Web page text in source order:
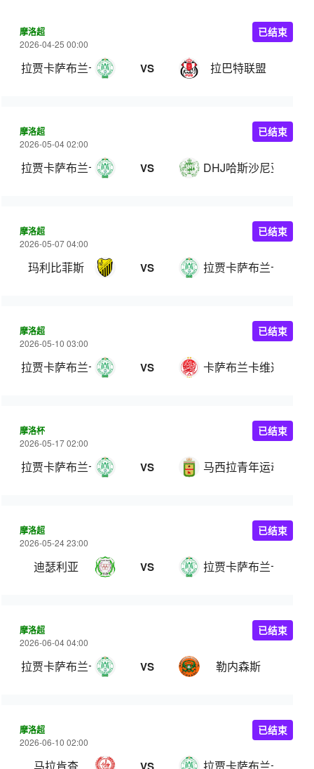
摩洛超
2026-04-25 00:00
拉贾卡萨布兰卡竞技 VS 拉巴特联盟
已结束
摩洛超
2026-05-04 02:00
拉贾卡萨布兰卡竞技 VS DHJ哈斯沙尼亚
已结束
摩洛超
2026-05-07 04:00
玛利比菲斯 VS 拉贾卡萨布兰卡竞技
已结束
摩洛超
2026-05-10 03:00
拉贾卡萨布兰卡竞技 VS 卡萨布兰卡维达德
已结束
摩洛杯
2026-05-17 02:00
拉贾卡萨布兰卡竞技 VS 马西拉青年运动
已结束
摩洛超
2026-05-24 23:00
迪瑟利亚 VS 拉贾卡萨布兰卡竞技
已结束
摩洛超
2026-06-04 04:00
拉贾卡萨布兰卡竞技 VS 勒内森斯
已结束
摩洛超
2026-06-10 02:00
已结束